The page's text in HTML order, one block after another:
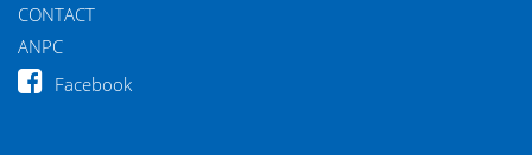
CONTACT
ANPC
Facebook